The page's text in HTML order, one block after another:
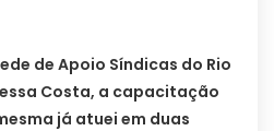
de Apoio Síndicas do Rio
Costa, a capacitação
já atuei em duas